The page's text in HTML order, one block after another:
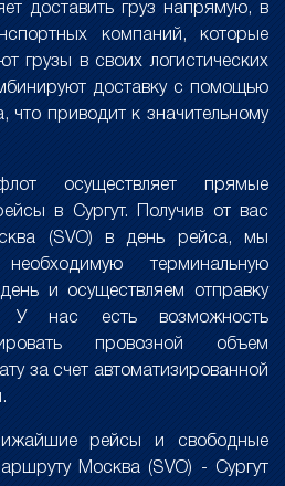
доставить груз напрямую, в
компаний, которые
грузы в своих логистических
доставку с помощью
что приводит к значительному
осуществляет прямые
в Сургут. Получив от вас
(SVO) в день рейса, мы
терминальную
и осуществляем отправку
У нас есть возможность
провозной объем
за счет автоматизированной
рейсы и свободные
Москва (SVO) - Сургут